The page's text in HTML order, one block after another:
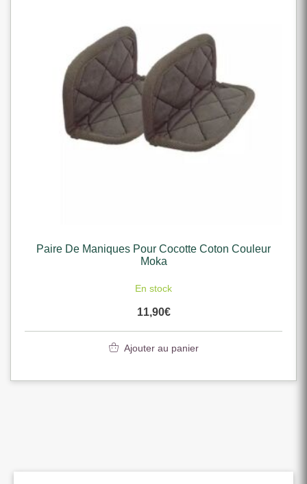
Paire De Maniques Pour Cocotte Coton Couleur
Moka
En stock
11,90€
Ajouter au panier